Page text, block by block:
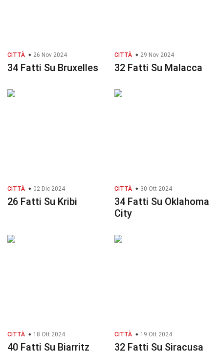
CITTÀ 26 Nov 2024
34 Fatti Su Bruxelles
CITTÀ 29 Nov 2024
32 Fatti Su Malacca
CITTÀ 02 Dic 2024
26 Fatti Su Kribi
CITTÀ 30 Ott 2024
34 Fatti Su Oklahoma
City
CITTÀ 18 Ott 2024
40 Fatti Su Biarritz
CITTÀ 19 Ott 2024
32 Fatti Su Siracusa